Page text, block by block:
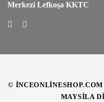
Merkezi Lefkoşa KKTC
©
MAYSILA